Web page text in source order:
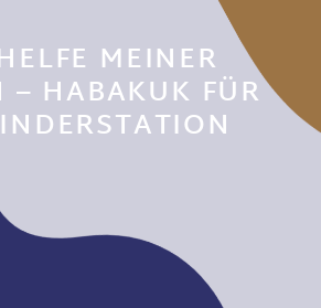
MEINER
– HABAKUK FÜR